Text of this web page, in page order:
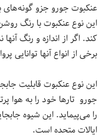
عنکبوت جورو جزو گونه‌های
کند. اگر از اندازه و رنگ
برخی از انواع آنها توانایی
این نوع عنکبوت قابلیت
جورو تارها خود را به هوا
را می‌پیماید. این شیوه
ایالات متحده است.